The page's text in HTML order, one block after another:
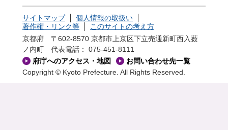
サイトマップ
個人情報の取扱い
著作権・リンク等
このサイトの考え方
京都府 〒602-8570 京都市上京区下立売通新町西入薮
ノ内町
代表電話： 075-451-8111
府庁へのアクセス・地図
お問い合わせ先一覧
Copyright © Kyoto Prefecture. All Rights Reserved.